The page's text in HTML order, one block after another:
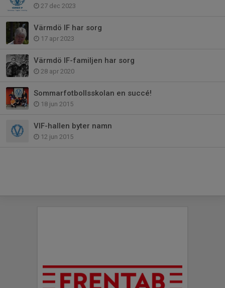
27 dec 2023
Värmdö IF har sorg
17 apr 2023
Värmdö IF-familjen har sorg
28 apr 2020
Sommarfotbollsskolan en succé!
18 jun 2015
VIF-hallen byter namn
12 jun 2015